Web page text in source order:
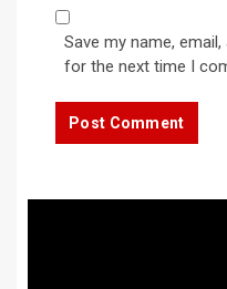
Save my name,
for the next time I